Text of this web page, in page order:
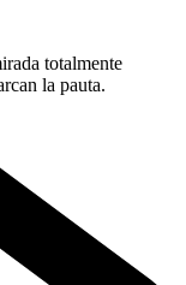
totalmente
la pauta.